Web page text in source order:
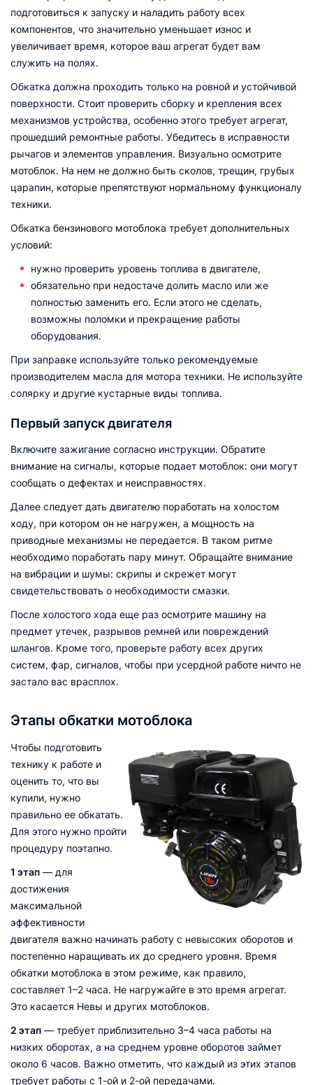
подготовиться к запуску и наладить работу всех
компонентов, что значительно уменьшает износ и
увеличивает время, которое ваш агрегат будет вам
служить на полях.
Обкатка должна проходить только на ровной и устойчивой
поверхности. Стоит проверить сборку и крепления всех
механизмов устройства, особенно этого требует агрегат,
прошедший ремонтные работы. Убедитесь в исправности
рычагов и элементов управления. Визуально осмотрите
мотоблок. На нем не должно быть сколов, трещин, грубых
царапин, которые препятствуют нормальному функционалу
техники.
Обкатка бензинового мотоблока требует дополнительных
условий:
нужно проверить уровень топлива в двигателе,
обязательно при недостаче долить масло или же
полностью заменить его. Если этого не сделать,
возможны поломки и прекращение работы
оборудования.
При заправке используйте только рекомендуемые
производителем масла для мотора техники. Не используйте
солярку и другие кустарные виды топлива.
Первый запуск двигателя
Включите зажигание согласно инструкции. Обратите
внимание на сигналы, которые подает мотоблок: они могут
сообщать о дефектах и неисправностях.
Далее следует дать двигателю поработать на холостом
ходу, при котором он не нагружен, а мощность на
приводные механизмы не передается. В таком ритме
необходимо поработать пару минут. Обращайте внимание
на вибрации и шумы: скрипы и скрежет могут
свидетельствовать о необходимости смазки.
После холостого хода еще раз осмотрите машину на
предмет утечек, разрывов ремней или повреждений
шлангов. Кроме того, проверьте работу всех других
систем, фар, сигналов, чтобы при усердной работе ничто не
застало вас врасплох.
Этапы обкатки мотоблока
Чтобы подготовить
технику к работе и
оценить то, что вы
купили, нужно
правильно ее обкатать.
Для этого нужно пройти
процедуру поэтапно.
1 этап — для
достижения
максимальной
эффективности
двигателя важно начинать работу с невысоких оборотов и
постепенно наращивать их до среднего уровня. Время
обкатки мотоблока в этом режиме, как правило,
составляет 1–2 часа. Не нагружайте в это время агрегат.
Это касается Невы и других мотоблоков.
2 этап — требует приблизительно 3–4 часа работы на
низких оборотах, а на среднем уровне оборотов займет
около 6 часов. Важно отметить, что каждый из этих этапов
требует работы с 1-ой и 2-ой передачами.